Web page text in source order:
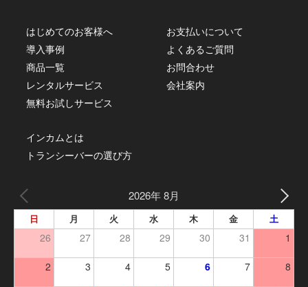
はじめてのお客様へ
導入事例
商品一覧
レンタルサービス
無料お試しサービス
お支払いについて
よくあるご質問
お問合わせ
会社案内
インカムとは
トランシーバーの選び方
2026年 8月
日 月 火 水 木 金 土
26 27 28 29 30 31 1
2 3 4 5 6 7 8